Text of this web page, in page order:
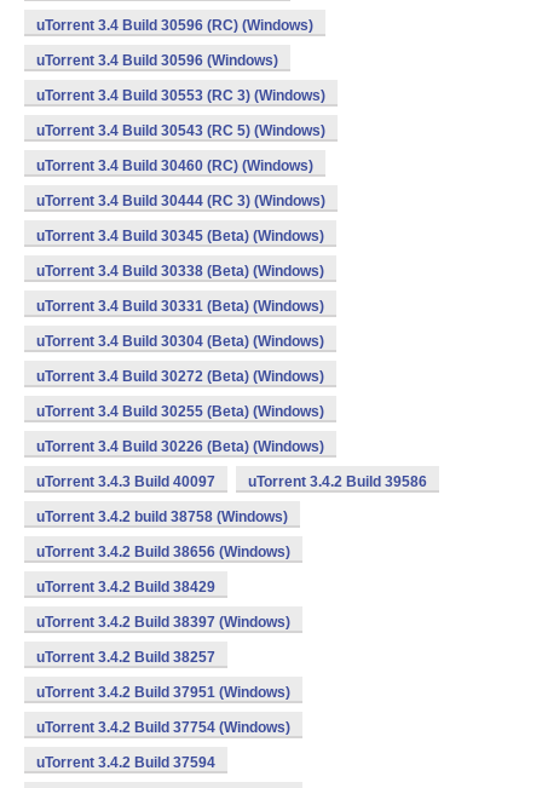
uTorrent 3.4 Build 30596 (RC) (Windows)
uTorrent 3.4 Build 30596 (Windows)
uTorrent 3.4 Build 30553 (RC 3) (Windows)
uTorrent 3.4 Build 30543 (RC 5) (Windows)
uTorrent 3.4 Build 30460 (RC) (Windows)
uTorrent 3.4 Build 30444 (RC 3) (Windows)
uTorrent 3.4 Build 30345 (Beta) (Windows)
uTorrent 3.4 Build 30338 (Beta) (Windows)
uTorrent 3.4 Build 30331 (Beta) (Windows)
uTorrent 3.4 Build 30304 (Beta) (Windows)
uTorrent 3.4 Build 30272 (Beta) (Windows)
uTorrent 3.4 Build 30255 (Beta) (Windows)
uTorrent 3.4 Build 30226 (Beta) (Windows)
uTorrent 3.4.3 Build 40097 uTorrent 3.4.2 Build 39586
uTorrent 3.4.2 build 38758 (Windows)
uTorrent 3.4.2 Build 38656 (Windows)
uTorrent 3.4.2 Build 38429
uTorrent 3.4.2 Build 38397 (Windows)
uTorrent 3.4.2 Build 38257
uTorrent 3.4.2 Build 37951 (Windows)
uTorrent 3.4.2 Build 37754 (Windows)
uTorrent 3.4.2 Build 37594